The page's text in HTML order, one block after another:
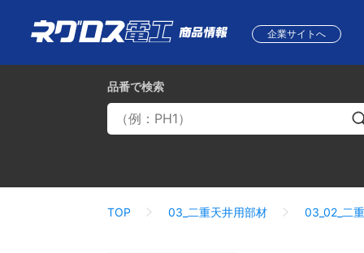
企業サイトへ
品番で検索
TOP 03_二重天井用部材 03_02_二